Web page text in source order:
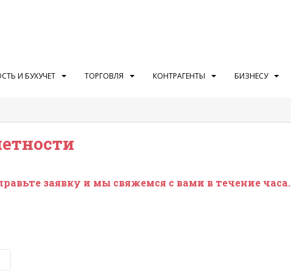
И БУХУЧЕТ ТОРГОВЛЯ КОНТРАГЕНТЫ БИЗНЕСУ
заявку и мы свяжемся с вами в течение часа.